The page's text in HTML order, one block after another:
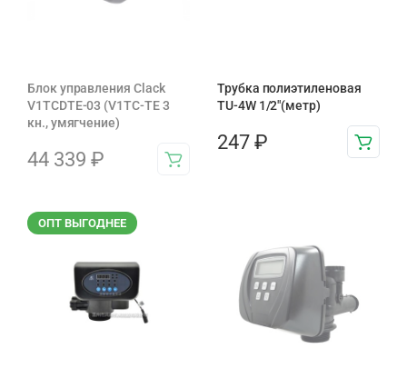
Блок управления Clack
V1TCDTE-03 (V1TC-TE 3
кн., умягчение)
44 339 ₽
Трубка полиэтиленовая
TU-4W 1/2″(метр)
247 ₽
ОПТ ВЫГОДНЕЕ